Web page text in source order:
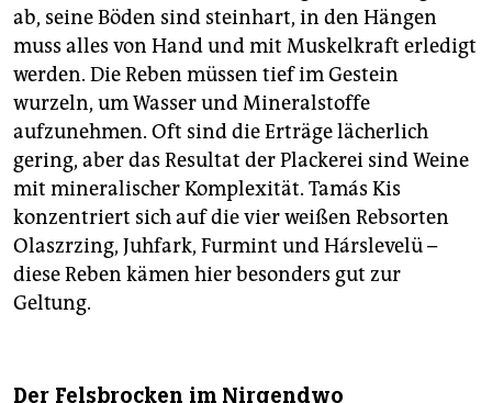
ab, seine Böden sind steinhart, in den Hängen
muss alles von Hand und mit Muskelkraft erledigt
werden. Die Reben müssen tief im Gestein
wurzeln, um Wasser und Mineralstoffe
aufzunehmen. Oft sind die Erträge lächerlich
gering, aber das Resultat der Plackerei sind Weine
mit mineralischer Komplexität. Tamás Kis
konzentriert sich auf die vier weißen Rebsorten
Olaszrzing, Juhfark, Furmint und Hárslevelü –
diese Reben kämen hier besonders gut zur
Geltung.
Der Felsbrocken im Nirgendwo